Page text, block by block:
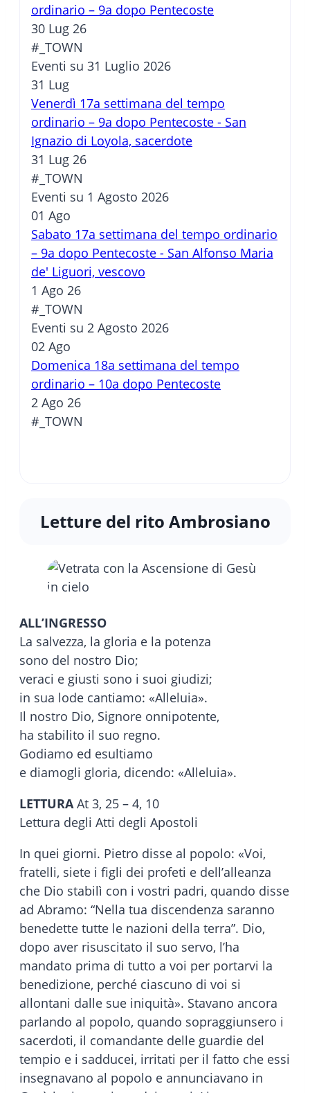
ordinario – 9a dopo Pentecoste
30 Lug 26
#_TOWN
Eventi su 31 Luglio 2026
31 Lug
Venerdì 17a settimana del tempo
ordinario – 9a dopo Pentecoste - San
Ignazio di Loyola, sacerdote
31 Lug 26
#_TOWN
Eventi su 1 Agosto 2026
01 Ago
Sabato 17a settimana del tempo ordinario
– 9a dopo Pentecoste - San Alfonso Maria
de' Liguori, vescovo
1 Ago 26
#_TOWN
Eventi su 2 Agosto 2026
02 Ago
Domenica 18a settimana del tempo
ordinario – 10a dopo Pentecoste
2 Ago 26
#_TOWN
Letture del rito Ambrosiano
ALL’INGRESSO
La salvezza, la gloria e la potenza
sono del nostro Dio;
veraci e giusti sono i suoi giudizi;
in sua lode cantiamo: «Alleluia».
Il nostro Dio, Signore onnipotente,
ha stabilito il suo regno.
Godiamo ed esultiamo
e diamogli gloria, dicendo: «Alleluia».
LETTURA At 3, 25 – 4, 10
Lettura degli Atti degli Apostoli
In quei giorni. Pietro disse al popolo: «Voi,
fratelli, siete i figli dei profeti e dell’alleanza
che Dio stabilì con i vostri padri, quando disse
ad Abramo: “Nella tua discendenza saranno
benedette tutte le nazioni della terra”. Dio,
dopo aver risuscitato il suo servo, l’ha
mandato prima di tutto a voi per portarvi la
benedizione, perché ciascuno di voi si
allontani dalle sue iniquità». Stavano ancora
parlando al popolo, quando sopraggiunsero i
sacerdoti, il comandante delle guardie del
tempio e i sadducei, irritati per il fatto che essi
insegnavano al popolo e annunciavano in